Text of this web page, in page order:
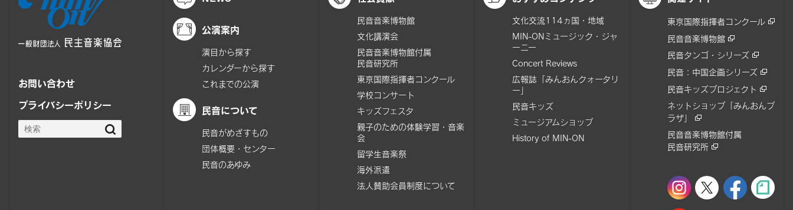
お問い合わせ
プライバシーポリシー
公演案内
演目から探す
カレンダーから探す
これまでの公演
民音について
民音がめざすもの
団体概要・センター
民音のあゆみ
民音音楽博物館
文化講演会
民音音楽博物館付属
民音研究所
東京国際指揮者コンクール
学校コンサート
キッズフェスタ
親子のための体験学習・音楽
会
留学生音楽祭
海外派遣
法人賛助会員制度について
文化交流114ヵ国・地域
MIN-ONミュージック・ジャ
ーニー
Concert Reviews
広報誌「みんおんクォータリ
ー」
民音キッズ
ミュージアムショップ
History of MIN-ON
東京国際指揮者コンクール
民音音楽博物館
民音タンゴ・シリーズ
民音：中国企画シリーズ
民音キッズプロジェクト
ネットショップ「みんおんプ
ラザ」
民音音楽博物館付属
民音研究所